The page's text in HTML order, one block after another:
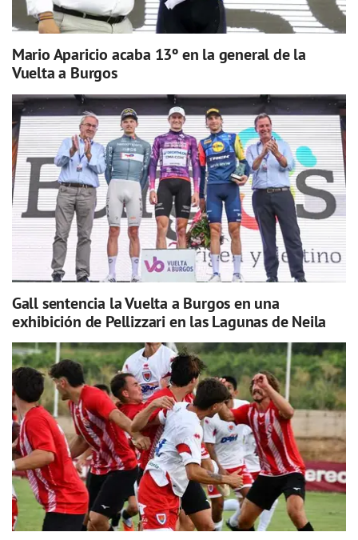
Mario Aparicio acaba 13º en la general de la
Vuelta a Burgos
Gall sentencia la Vuelta a Burgos en una
exhibición de Pellizzari en las Lagunas de Neila